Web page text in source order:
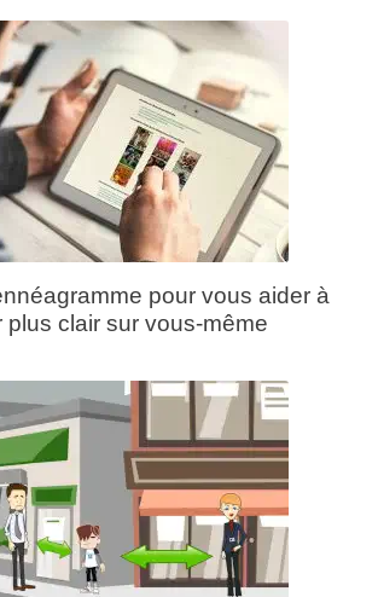
pour vous aider à
plus clair sur vous-même